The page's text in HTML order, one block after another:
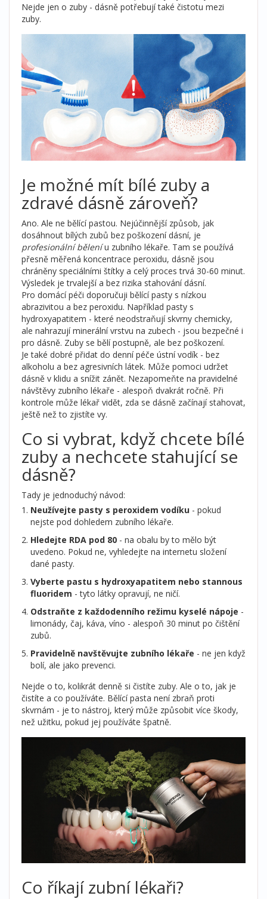
Nejde jen o zuby - dásně potřebují také čistotu mezi
zuby.
Je možné mít bílé zuby a
zdravé dásně zároveň?
Ano. Ale ne bělící pastou. Nejúčinnější způsob, jak
dosáhnout bílých zubů bez poškození dásní, je
profesionální běleníu zubního lékaře. Tam se používá
přesně měřená koncentrace peroxidu, dásně jsou
chráněny speciálními štítky a celý proces trvá 30-60 minut.
Výsledek je trvalejší a bez rizika stahování dásní.
Pro domácí péči doporučuji bělící pasty s nízkou
abrazivitou a bez peroxidu. Například pasty s
hydroxyapatitem - které neodstraňují skvrny chemicky,
ale nahrazují minerální vrstvu na zubech - jsou bezpečné i
pro dásně. Zuby se bělí postupně, ale bez poškození.
Je také dobré přidat do denní péče ústní vodík - bez
alkoholu a bez agresivních látek. Může pomoci udržet
dásně v klidu a snížit zánět. Nezapomeňte na pravidelné
návštěvy zubního lékaře - alespoň dvakrát ročně. Při
kontrole může lékař vidět, zda se dásně začínají stahovat,
ještě než to zjistíte vy.
Co si vybrat, když chcete bílé
zuby a nechcete stahující se
dásně?
Tady je jednoduchý návod:
Neužívejte pasty s peroxidem vodíku - pokud
nejste pod dohledem zubního lékaře.
Hledejte RDA pod 80 - na obalu by to mělo být
uvedeno. Pokud ne, vyhledejte na internetu složení
dané pasty.
Vyberte pastu s hydroxyapatitem nebo stannous
fluoridem - tyto látky opravují, ne ničí.
Odstraňte z každodenního režimu kyselé nápoje -
limonády, čaj, káva, víno - alespoň 30 minut po čištění
zubů.
Pravidelně navštěvujte zubního lékaře - ne jen když
bolí, ale jako prevenci.
Nejde o to, kolikrát denně si čistíte zuby. Ale o to, jak je
čistíte a co používáte. Bělící pasta není zbraň proti
skvrnám - je to nástroj, který může způsobit více škody,
než užitku, pokud jej používáte špatně.
Co říkají zubní lékaři?